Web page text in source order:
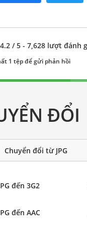
4.2 / 5 - 7,628 lượt đánh
1 tệp để gửi phản hồi
ĐỔI
Chuyển đổi từ JPG
đến 3G2
đến AAC